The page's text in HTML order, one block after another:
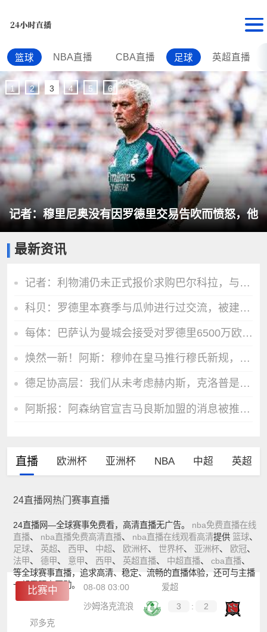
篮球 NBA直播 CBA直播 足球 英超直播
记者：穆里尼奥没有因罗德里交易告吹而愤怒，他
1 2 3 4 5 6
最新资讯
记者：利物浦仍未正式报价求购巴尔科拉，与巴黎要价存在较大差距
科贝：罗德里本赛季与瓜帅进行过交流，被建议选择巴萨，而非皇马
每体：巴萨认为曼城会接受对罗德里6500万欧报价，双方分歧并不大
焕然一新！阿斯：穆帅在皇马推行穆氏新规，迟到者将被罚缺席合练
德足协高层：我们从未考虑赫内斯，克洛普是德国主帅的理想人选
阿斯报：阿森纳官宣吉马良斯加盟的消息被推迟，球员已加入训练中
直播 欧洲杯 亚洲杯 NBA 中超 英超
24直播网热门赛事直播
24直播网—全球赛事免费看，高清直播无广告。 nba免费直播在线
直播、 nba直播免费高清直播、 nba直播在线观看高清提供 篮球、
足球、 英超、 西甲、 中超、 欧洲杯、 世界杯、 亚洲杯、 欧冠、
法甲、 德甲、 意甲、 西甲、 英超直播、 中超直播、 cba直播、
等全球赛事直播，追求高清、稳定、流畅的直播体验，还可与主播
一起零距离互动。
比赛中 08-08 03:00
爱超
沙姆洛克流浪
3 :
2
邓多克